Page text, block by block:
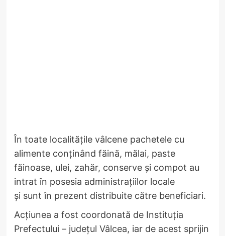
În toate localitățile vâlcene pachetele cu
alimente conținând făină, mălai, paste
făinoase, ulei, zahăr, conserve și compot au
intrat în posesia administrațiilor locale
și sunt în prezent distribuite către beneficiari.
Acțiunea a fost coordonată de Instituția
Prefectului – județul Vâlcea, iar de acest sprijin